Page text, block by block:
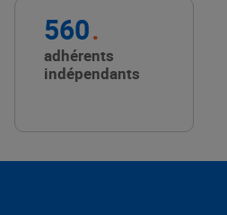
560
adhérents
indépendants